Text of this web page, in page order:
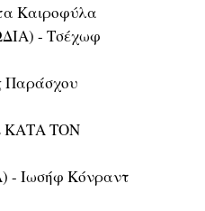
Καιροφύλα
- Τσέχωφ
ΚΑΤΑ ΤΟΝ
Ιωσήφ Κόνραντ